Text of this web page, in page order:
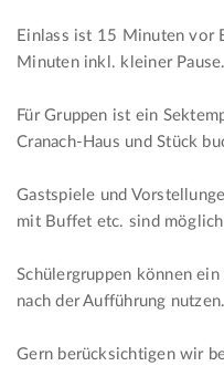
Einlass ist 15 Minuten vor
Minuten inkl. kleiner Pause.
Für Gruppen ist ein
Cranach-Haus und Stück
Gastspiele und
mit Buffet etc. sind
Schülergruppen können
nach der Aufführung nutzen.
Gern berücksichtigen wir